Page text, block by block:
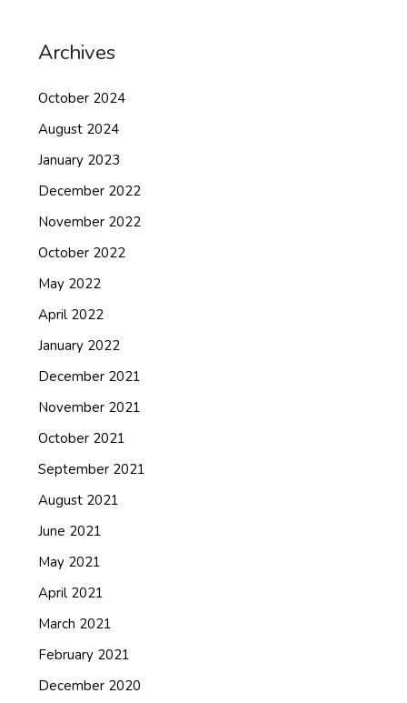
Archives
October 2024
August 2024
January 2023
December 2022
November 2022
October 2022
May 2022
April 2022
January 2022
December 2021
November 2021
October 2021
September 2021
August 2021
June 2021
May 2021
April 2021
March 2021
February 2021
December 2020